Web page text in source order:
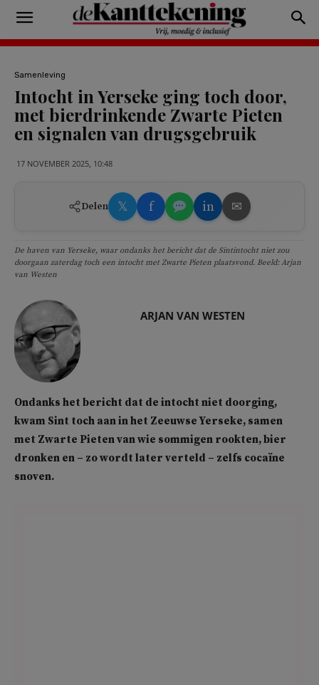
Samenleving
Intocht in Yerseke ging toch door,
met bierdrinkende Zwarte Pieten
en signalen van drugsgebruik
17 NOVEMBER 2025, 10:48
Delen 𝕏 f in ✉
De haven van Yerseke, waar ondanks het bericht dat de Sintintocht niet zou
doorgaan zaterdag toch een intocht met Zwarte Pieten plaatsvond. Beeld: Arjan
van Westen
ARJAN VAN WESTEN
Ondanks het bericht dat de intocht niet doorging,
kwam Sint toch aan in het Zeeuwse Yerseke, samen
met Zwarte Pieten van wie sommigen rookten, bier
dronken en – zo wordt later verteld – zelfs cocaïne
snoven.